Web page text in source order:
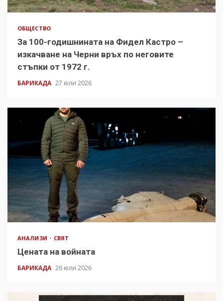
ОБЩЕСТВО
За 100-годишнината на Фидел Кастро –
изкачване на Черни връх по неговите
стъпки от 1972 г.
БАРИКАДА 27 юли 2026
АНАЛИЗИ СВЯТ
Цената на войната
БАРИКАДА 26 юли 2026